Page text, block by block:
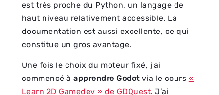
est très proche du Python, un langage de
haut niveau relativement accessible. La
documentation est aussi excellente, ce qui
constitue un gros avantage.
Une fois le choix du moteur fixé, j’ai
commencé àapprendre Godotvia le cours «
Learn 2D Gamedev » de GDQuest. J’ai